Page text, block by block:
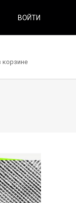
ВОЙТИ
корзине